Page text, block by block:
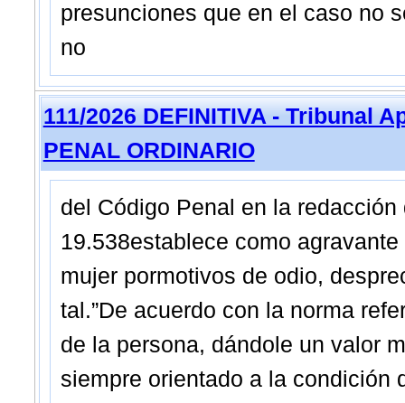
presunciones que en el caso no
no
111/2026 DEFINITIVA - Tribunal
PENAL ORDINARIO
del Código Penal en la
19.538establece como
mujer pormotivos de odio,
tal.”De acuerdo con la norma
de la persona, dándole un valor
siempre orientado a la condición